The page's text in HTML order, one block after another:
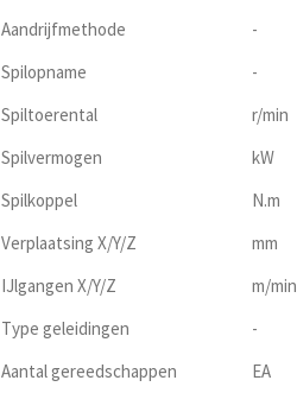
Aandrijfmethode
-
Spilopname
-
Spiltoerental
r/min
Spilvermogen
kW
Spilkoppel
N.m
Verplaatsing X/Y/Z
mm
IJlgangen X/Y/Z
m/min
Type geleidingen
-
Aantal gereedschappen
EA